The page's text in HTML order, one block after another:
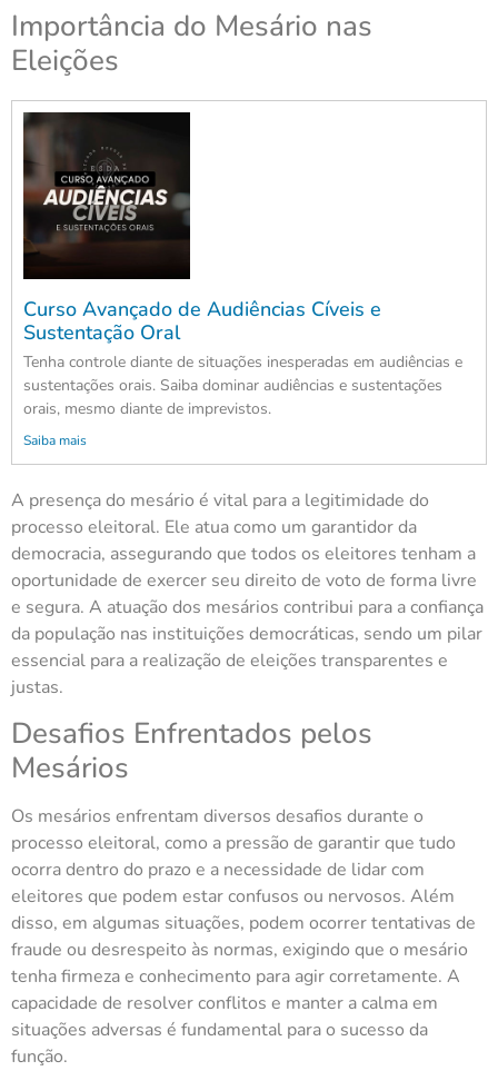
Importância do Mesário nas
Eleições
Curso Avançado de Audiências Cíveis e
Sustentação Oral
Tenha controle diante de situações inesperadas em audiências e
sustentações orais. Saiba dominar audiências e sustentações
orais, mesmo diante de imprevistos.
Saiba mais
A presença do mesário é vital para a legitimidade do
processo eleitoral. Ele atua como um garantidor da
democracia, assegurando que todos os eleitores tenham a
oportunidade de exercer seu direito de voto de forma livre
e segura. A atuação dos mesários contribui para a confiança
da população nas instituições democráticas, sendo um pilar
essencial para a realização de eleições transparentes e
justas.
Desafios Enfrentados pelos
Mesários
Os mesários enfrentam diversos desafios durante o
processo eleitoral, como a pressão de garantir que tudo
ocorra dentro do prazo e a necessidade de lidar com
eleitores que podem estar confusos ou nervosos. Além
disso, em algumas situações, podem ocorrer tentativas de
fraude ou desrespeito às normas, exigindo que o mesário
tenha firmeza e conhecimento para agir corretamente. A
capacidade de resolver conflitos e manter a calma em
situações adversas é fundamental para o sucesso da
função.